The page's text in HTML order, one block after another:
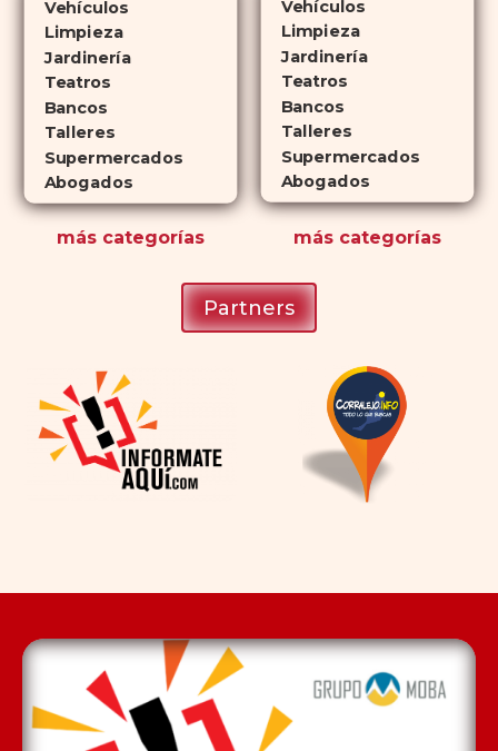
atractiva para quienes no desean
planificar sus actividades
románticas con antelación.
Vehículos
Limpieza
Jardinería
Teatros
Bancos
Talleres
Supermercados
Abogados
más categorías
Vehículos
Limpieza
Jardinería
Teatros
Bancos
Talleres
Supermercados
Abogados
máscategorías
Partners